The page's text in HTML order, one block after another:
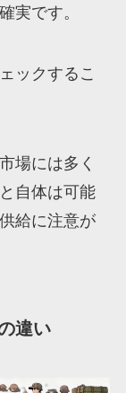
実です。
ックするこ
場には多く
自体は可能
給に注意が
違い